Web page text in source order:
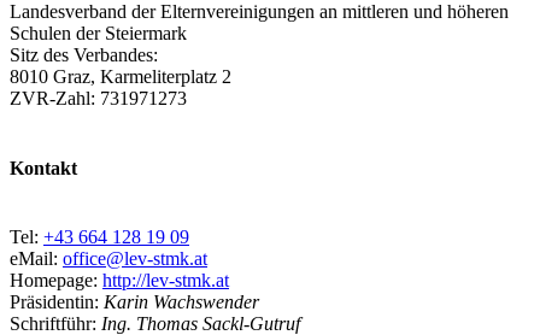
Landesverband der Elternvereinigungen an mittleren und höheren
Schulen der Steiermark
Sitz des Verbandes:
8010 Graz, Karmeliterplatz 2
ZVR-Zahl: 731971273
Kontakt
Tel: +43 664 128 19 09
eMail: office@lev-stmk.at
Homepage: http://lev-stmk.at
Präsidentin: Karin Wachswender
Schriftführ: Ing. Thomas Sackl-Gutruf